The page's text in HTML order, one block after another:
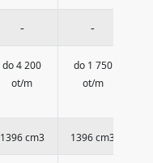
- -
do 4 200
ot/m
do 1 750
ot/m
1396 cm3 1396 cm3